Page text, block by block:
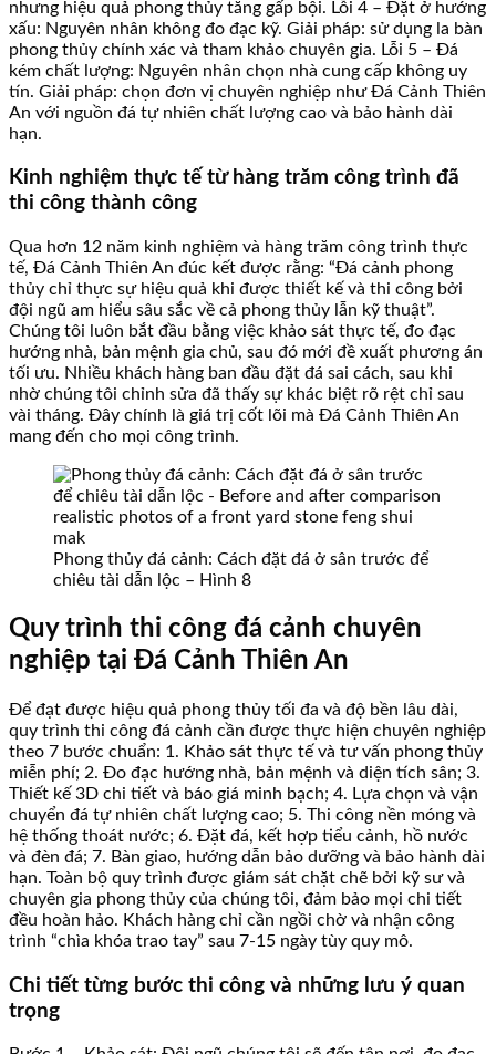
nhưng hiệu quả phong thủy tăng gấp bội. Lỗi 4 – Đặt ở hướng
xấu: Nguyên nhân không đo đạc kỹ. Giải pháp: sử dụng la bàn
phong thủy chính xác và tham khảo chuyên gia. Lỗi 5 – Đá
kém chất lượng: Nguyên nhân chọn nhà cung cấp không uy
tín. Giải pháp: chọn đơn vị chuyên nghiệp như Đá Cảnh Thiên
An với nguồn đá tự nhiên chất lượng cao và bảo hành dài
hạn.
Kinh nghiệm thực tế từ hàng trăm công trình đã
thi công thành công
Qua hơn 12 năm kinh nghiệm và hàng trăm công trình thực
tế, Đá Cảnh Thiên An đúc kết được rằng: “Đá cảnh phong
thủy chỉ thực sự hiệu quả khi được thiết kế và thi công bởi
đội ngũ am hiểu sâu sắc về cả phong thủy lẫn kỹ thuật”.
Chúng tôi luôn bắt đầu bằng việc khảo sát thực tế, đo đạc
hướng nhà, bản mệnh gia chủ, sau đó mới đề xuất phương án
tối ưu. Nhiều khách hàng ban đầu đặt đá sai cách, sau khi
nhờ chúng tôi chỉnh sửa đã thấy sự khác biệt rõ rệt chỉ sau
vài tháng. Đây chính là giá trị cốt lõi mà Đá Cảnh Thiên An
mang đến cho mọi công trình.
Phong thủy đá cảnh: Cách đặt đá ở sân trước để
chiêu tài dẫn lộc – Hình 8
Quy trình thi công đá cảnh chuyên
nghiệp tại Đá Cảnh Thiên An
Để đạt được hiệu quả phong thủy tối đa và độ bền lâu dài,
quy trình thi công đá cảnh cần được thực hiện chuyên nghiệp
theo 7 bước chuẩn: 1. Khảo sát thực tế và tư vấn phong thủy
miễn phí; 2. Đo đạc hướng nhà, bản mệnh và diện tích sân; 3.
Thiết kế 3D chi tiết và báo giá minh bạch; 4. Lựa chọn và vận
chuyển đá tự nhiên chất lượng cao; 5. Thi công nền móng và
hệ thống thoát nước; 6. Đặt đá, kết hợp tiểu cảnh, hồ nước
và đèn đá; 7. Bàn giao, hướng dẫn bảo dưỡng và bảo hành dài
hạn. Toàn bộ quy trình được giám sát chặt chẽ bởi kỹ sư và
chuyên gia phong thủy của chúng tôi, đảm bảo mọi chi tiết
đều hoàn hảo. Khách hàng chỉ cần ngồi chờ và nhận công
trình “chìa khóa trao tay” sau 7-15 ngày tùy quy mô.
Chi tiết từng bước thi công và những lưu ý quan
trọng